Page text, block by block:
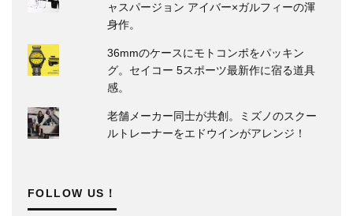
ャスパージョン アイバー×ガルフィーの渾
身作。
36mmのケースにモトコンポをパッキン
グ。セイコー 5スポーツ最新作に宿る道具
感。
老舗メーカー同士が共創。ミズノのスクー
ルトレーナーをエドウインがアレンジ！
FOLLOW US！